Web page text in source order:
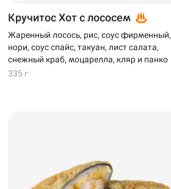
Кручитос Хот с лососем
Жаренный лосось, рис, соус фирменный,
нори, соус спайс, такуан, лист салата,
снежный краб, моцарелла, кляр и панко
335 г